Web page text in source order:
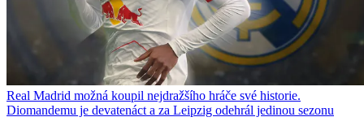
Real Madrid možná koupil nejdražšího hráče své historie.
Diomandemu je devatenáct a za Leipzig odehrál jedinou sezonu